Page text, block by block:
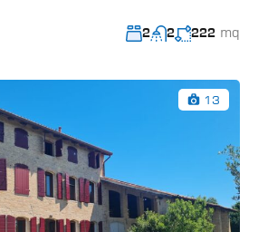
2 2 222 mq
13